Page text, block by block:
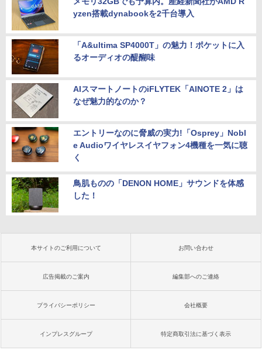
yzen搭載dynabookを2千台導入
「A&ultima SP4000T」の魅力！ポケットに入
るオーディオの醍醐味
AIスマートノートのiFLYTEK「AINOTE 2」は
なぜ魅力的なのか？
エントリーなのに脅威の実力!「Osprey」Nobl
e Audioワイヤレスイヤフォン4機種を一気に聴
く
鳥肌ものの「DENON HOME」サウンドを体感
した！
本サイトのご利用について お問い合わせ
広告掲載のご案内 編集部へのご連絡
プライバシーポリシー 会社概要
インプレスグループ 特定商取引法に基づく表示